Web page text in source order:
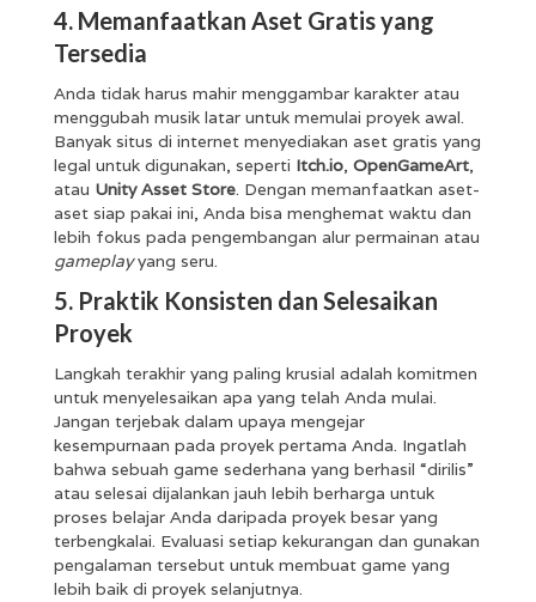
4. Memanfaatkan Aset Gratis yang
Tersedia
Anda tidak harus mahir menggambar karakter atau
menggubah musik latar untuk memulai proyek awal.
Banyak situs di internet menyediakan aset gratis yang
legal untuk digunakan, seperti Itch.io, OpenGameArt,
atau Unity Asset Store. Dengan memanfaatkan aset-
aset siap pakai ini, Anda bisa menghemat waktu dan
lebih fokus pada pengembangan alur permainan atau
gameplayyang seru.
5. Praktik Konsisten dan Selesaikan
Proyek
Langkah terakhir yang paling krusial adalah komitmen
untuk menyelesaikan apa yang telah Anda mulai.
Jangan terjebak dalam upaya mengejar
kesempurnaan pada proyek pertama Anda. Ingatlah
bahwa sebuah game sederhana yang berhasil “dirilis”
atau selesai dijalankan jauh lebih berharga untuk
proses belajar Anda daripada proyek besar yang
terbengkalai. Evaluasi setiap kekurangan dan gunakan
pengalaman tersebut untuk membuat game yang
lebih baik di proyek selanjutnya.